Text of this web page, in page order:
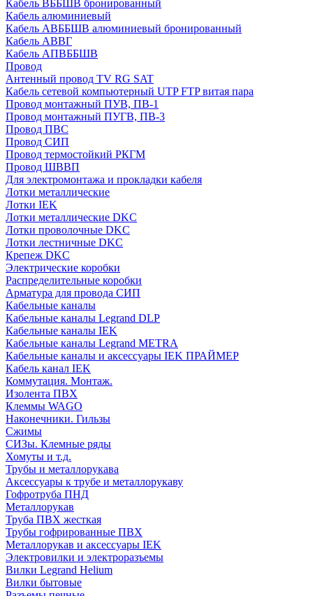
Кабель ВББШВ бронированный
Кабель алюминиевый
Кабель АВББШВ алюминиевый бронированный
Кабель АВВГ
Кабель АПВББШВ
Провод
Антенный провод TV RG SAT
Кабель сетевой компьютерный UTP FTP витая пара
Провод монтажный ПУВ, ПВ-1
Провод монтажный ПУГВ, ПВ-3
Провод ПВС
Провод СИП
Провод термостойкий РКГМ
Провод ШВВП
Для электромонтажа и прокладки кабеля
Лотки металлические
Лотки IEK
Лотки металлические DKC
Лотки проволочные DKC
Лотки лестничные DKC
Крепеж DKC
Электрические коробки
Распределительные коробки
Арматура для провода СИП
Кабельные каналы
Кабельные каналы Legrand DLP
Кабельные каналы IEK
Кабельные каналы Legrand METRA
Кабельные каналы и аксессуары IEK ПРАЙМЕР
Кабель канал IEK
Коммутация. Монтаж.
Изолента ПВХ
Клеммы WAGO
Наконечники. Гильзы
Сжимы
СИЗы. Клемные ряды
Хомуты и т.д.
Трубы и металлорукава
Аксессуары к трубе и металлорукаву
Гофротруба ПНД
Металлорукав
Труба ПВХ жесткая
Трубы гофрированные ПВХ
Металлорукав и аксессуары IEK
Электровилки и электроразъемы
Вилки Legrand Helium
Вилки бытовые